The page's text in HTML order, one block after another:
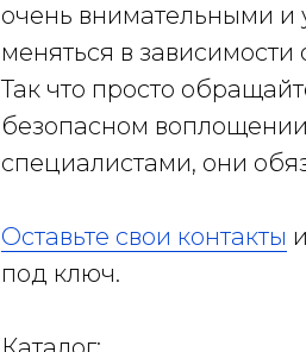
очень внимательными и
меняться в
Так что просто
безопасном
специалистами, они
Оставьте свои контакты
под ключ.